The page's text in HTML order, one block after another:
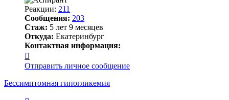
Реакции: 211
Сообщения: 203
Стаж: 5 лет 9 месяцев
Откуда: Екатеринбург
Контактная информация:
информация
пользователя
Сан
Отправить личное сообщение
Бессимптомная гипогликемия